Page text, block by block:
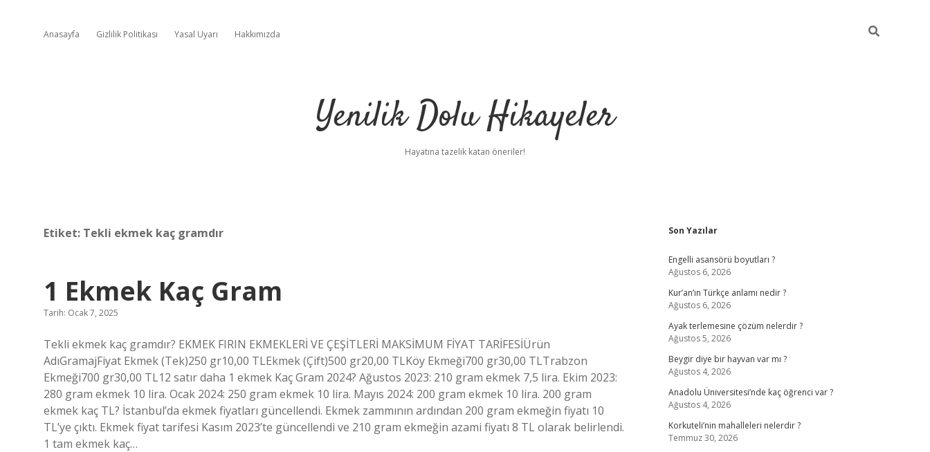
Anasayfa Gizlilik Politikası Yasal Uyarı Hakkımızda
Yenilik Dolu Hikayeler
Hayatına tazelik katan öneriler!
Etiket: Tekli ekmek kaç gramdır
1 Ekmek Kaç Gram
Tarih: Ocak 7, 2025
Tekli ekmek kaç gramdır? EKMEK FIRIN EKMEKLERİ VE ÇEŞİTLERİ MAKSİMUM FİYAT TARİFESİÜrün
AdıGramajFiyat Ekmek (Tek)250 gr10,00 TLEkmek (Çift)500 gr20,00 TLKöy Ekmeği700 gr30,00 TLTrabzon
Ekmeği700 gr30,00 TL12 satır daha 1 ekmek Kaç Gram 2024? Ağustos 2023: 210 gram ekmek 7,5 lira. Ekim 2023:
280 gram ekmek 10 lira. Ocak 2024: 250 gram ekmek 10 lira. Mayıs 2024: 200 gram ekmek 10 lira. 200 gram
ekmek kaç TL? İstanbul’da ekmek fiyatları güncellendi. Ekmek zammının ardından 200 gram ekmeğin fiyatı 10
TL’ye çıktı. Ekmek fiyat tarifesi Kasım 2023’te güncellendi ve 210 gram ekmeğin azami fiyatı 8 TL olarak belirlendi.
1 tam ekmek kaç…
Sidebar
Son Yazılar
Engelli asansörü boyutları ?
Ağustos 6, 2026
Kur’an’ın Türkçe anlamı nedir ?
Ağustos 6, 2026
Ayak terlemesine çözüm nelerdir ?
Ağustos 5, 2026
Beygir diye bir hayvan var mı ?
Ağustos 4, 2026
Anadolu Üniversitesi’nde kaç öğrenci var ?
Ağustos 4, 2026
Korkuteli’nin mahalleleri nelerdir ?
Temmuz 30, 2026